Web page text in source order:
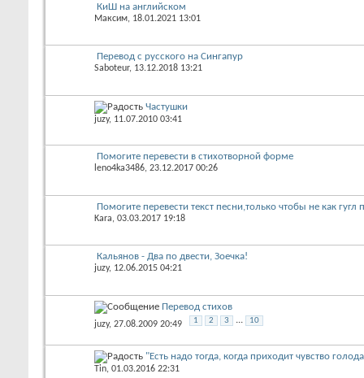
КиШ на английском
Максим, 18.01.2021 13:01
Перевод с русского на Сингапур
Saboteur, 13.12.2018 13:21
Частушки
juzy, 11.07.2010 03:41
Помогите перевести в стихотворной форме
leno4ka3486, 23.12.2017 00:26
Помогите перевести текст песни,только чтобы не как гугл
Kara, 03.03.2017 19:18
Кальянов - Два по двести, Зоечка!
juzy, 12.06.2015 04:21
Перевод стихов
juzy, 27.08.2009 20:49 1 2 3 ... 10
"Есть надо тогда, когда приходит чувство
Tin, 01.03.2016 22:31